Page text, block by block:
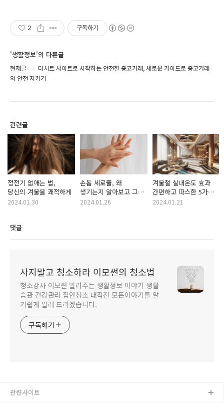
2 구독하기
'생활정보'의 다른글
현재글
더치트 사이트로 시작하는 안전한 중고거래, 새로운 가이드로 중고거래
의 안전 지키기
관련글
정전기 없애는 법,
당신의 겨울을 쾌적하게
2024.01.30
손톱 세로줄, 왜
생기는지 알아보고 그
이유와 함께 해결법
2024.01.26
겨울철 실내온도 효과
간편하고 따스한 5가지
난방 팁
2024.01.21
댓글
사지말고 청소하라 이모썬의 청소법
청소강사 이모썬 알려주는 생활정보 이야기 생활
습관 건강관리 집안청소 대작전 모든이야기를 알
기쉽게 알려 드리겠습니다.
구독하기
관련사이트